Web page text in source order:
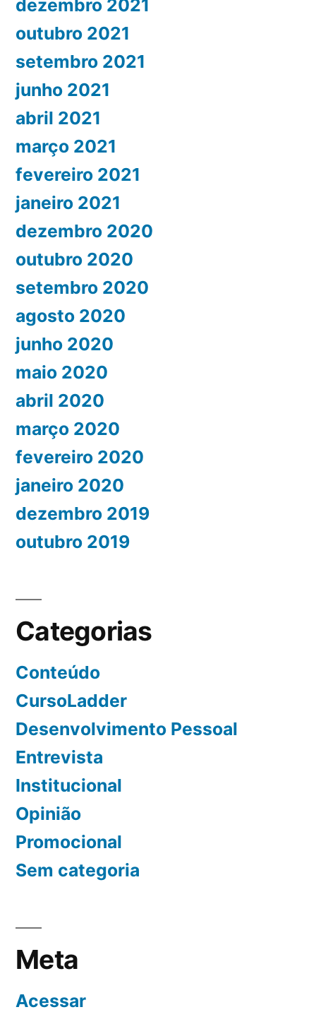
dezembro 2021
outubro 2021
setembro 2021
junho 2021
abril 2021
março 2021
fevereiro 2021
janeiro 2021
dezembro 2020
outubro 2020
setembro 2020
agosto 2020
junho 2020
maio 2020
abril 2020
março 2020
fevereiro 2020
janeiro 2020
dezembro 2019
outubro 2019
Categorias
Conteúdo
CursoLadder
Desenvolvimento Pessoal
Entrevista
Institucional
Opinião
Promocional
Sem categoria
Meta
Acessar